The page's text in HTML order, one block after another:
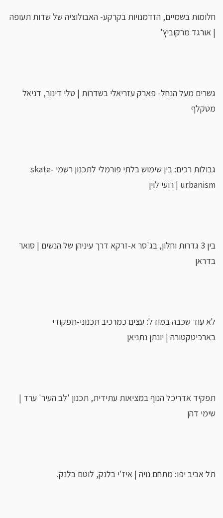
חלומות בשמיים, הזדמנויות בקרקע- האבולוציה של שדות תעופה
| אורגד מרקוביץ'
גשרים מעל הנחל- פארק עזריאלי בשדרות | טלי דינור, דניאל
מטקלף
גבולות רכים: בין שימוש בלתי פורמלי לתכנון רשמי skate-
urbanism | רועי לוין
בין 3 גדרות וחלון, בג'סר א-זרקא דרך עיניהן של הנשים | סואר
בדראן
לא עוד שכבה במודל: עצים כמרכיב תכנוני-תפקודי
בארכיטקטורה | יונתן נתניאן
תפקיד אדריכל הנוף במציאות עתידית, תכנון 'לב העיר' ערד |
שימי דהן
תל אביב יפו: מתחם נויה | איז'י בלנק, לוטם בלנק.